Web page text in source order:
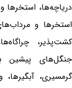
دریاچه‌ها،
استخرها و
کشت‌پذیر،
جنگل‌های پیشین
گرمسیری،